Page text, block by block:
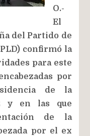
O.-
El
del Partido de
confirmó la
para este
por
de la
y en las que
de la
por el ex